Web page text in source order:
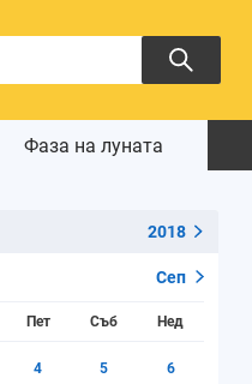
Фаза на луната
2018
Сеп
Пет Съб Нед
4 5 6